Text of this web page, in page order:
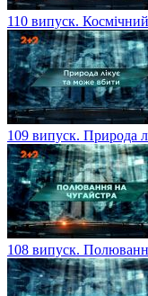
110 випуск.
109 випуск. Природа
108 випуск.